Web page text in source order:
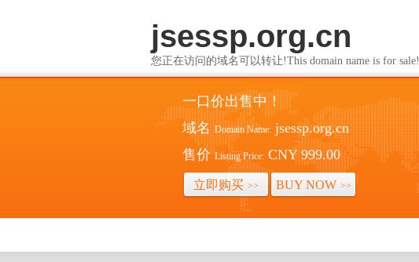
jsessp.org.cn
您正在访问的域名可以转让!This domain name is for sale!
一口价出售中！
域名 Domain Name: jsessp.org.cn
售价 Listing Price: CNY 999.00
立即购买 >> BUY NOW >>